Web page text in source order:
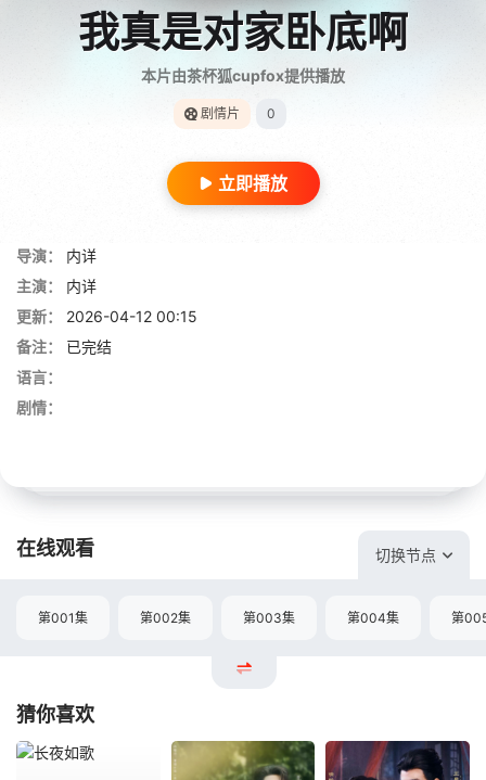
我真是对家卧底啊
本片由茶杯狐cupfox提供播放
剧情片 0
立即播放
导演：
内详
主演：
内详
更新：
2026-04-12 00:15
备注：
已完结
语言：
剧情：
在线观看 切换节点
第001集 第002集 第003集 第004集 第
猜你喜欢